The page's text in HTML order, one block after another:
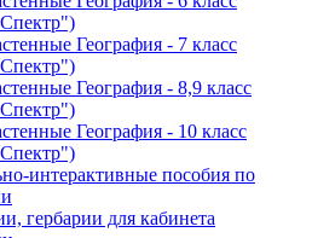
География - 7 класс
География - 8,9 класс
География - 10 класс
интерактивные пособия по
гербарии для кабинета